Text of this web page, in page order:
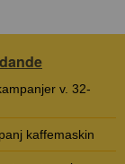
v. 32-
kaffemaskin